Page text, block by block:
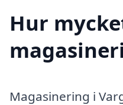
Hur
Magasinering i